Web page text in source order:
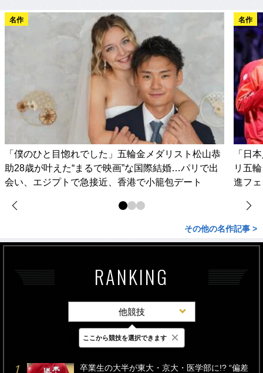
名作
「僕のひと目惚れでした」五輪金メダリスト松山恭
助28歳が叶えた“まるで映画”な国際結婚…パリで出
会い、エジプトで急接近、香港で小籠包デート
名作
「日
リ五
進フ
その他の名作記事 >
RANKING
他競技
最新 24時間 週間
卒業生の大半が東大・京大・医学部に!? “偏差
ここから競技を選択できます ×